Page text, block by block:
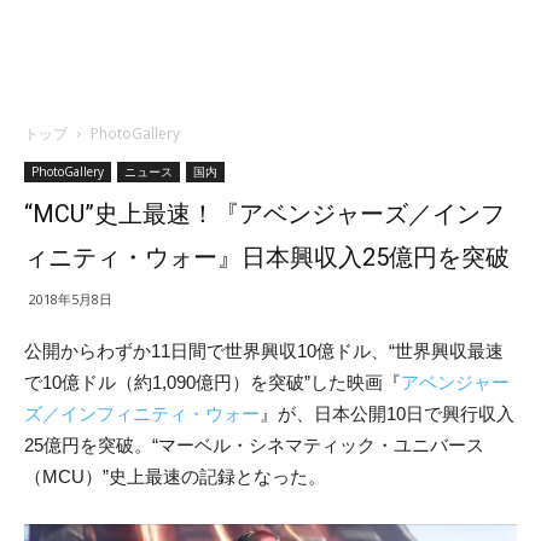
トップ PhotoGallery
PhotoGallery ニュース 国内
“MCU”史上最速！『アベンジャーズ／インフ
ィニティ・ウォー』日本興収入25億円を突破
2018年5月8日
公開からわずか11日間で世界興収10億ドル、“世界興収最速
で10億ドル（約1,090億円）を突破”した映画『アベンジャー
ズ／インフィニティ・ウォー 』が、日本公開10日で興行収入
25億円を突破。“マーベル・シネマティック・ユニバース
（MCU）”史上最速の記録となった。